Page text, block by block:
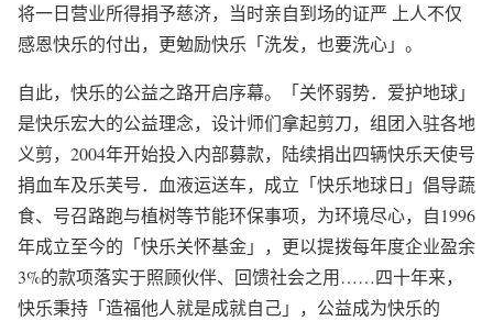
将一日营业所得捐予慈济，当时亲自到场的证严 上人不仅
感恩快乐的付出，更勉励快乐「洗发，也要洗心」。
自此，快乐的公益之路开启序幕。「关怀弱势．爱护地球」
是快乐宏大的公益理念，设计师们拿起剪刀，组团入驻各地
义剪，2004年开始投入内部募款，陆续捐出四辆快乐天使号
捐血车及乐芙号．血液运送车，成立「快乐地球日」倡导蔬
食、号召路跑与植树等节能环保事项，为环境尽心，自1996
年成立至今的「快乐关怀基金」，更以提拨每年度企业盈余
3%的款项落实于照顾伙伴、回馈社会之用……四十年来，
快乐秉持「造福他人就是成就自己」，公益成为快乐的